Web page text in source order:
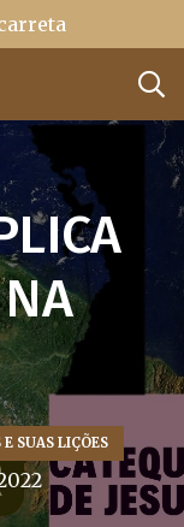
E SUAS LIÇÕES